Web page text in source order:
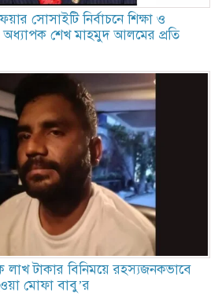
সোসাইটি নির্বাচনে শিক্ষা ও
অধ্যাপক শেখ মাহমুদ আলমের প্রতি
লাখ টাকার বিনিময়ে রহস্যজনকভাবে
মোফা বাবু’র